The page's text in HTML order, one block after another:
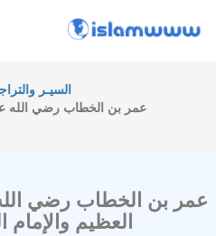
السيـر
عمر بن الخطاب رضي الله
عمر بن الخطاب رضي
العظيم والإمام